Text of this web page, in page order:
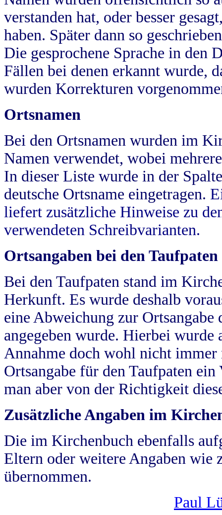
verstanden hat, oder besser
haben. Später dann so
Die gesprochene Sprache in
Fällen bei denen erkannt wurde,
wurden Korrekturen
Ortsnamen
Bei den Ortsnamen wurden im
Namen verwendet, wobei
In dieser Liste wurde in der
deutsche Ortsname eingetragen.
liefert zusätzliche Hinweise zu
verwendeten Schreibvarianten.
Ortsangaben bei den Taufpaten
Bei den Taufpaten stand im
Herkunft. Es wurde deshalb
eine Abweichung zur
angegeben wurde. Hierbei wurde
Annahme doch wohl nicht
Ortsangabe für den Taufpaten
man aber von der Richtigkeit
Zusätzliche Angaben im
Die im Kirchenbuch ebenfalls
Eltern oder weitere Angaben wie
übernommen.
Paul